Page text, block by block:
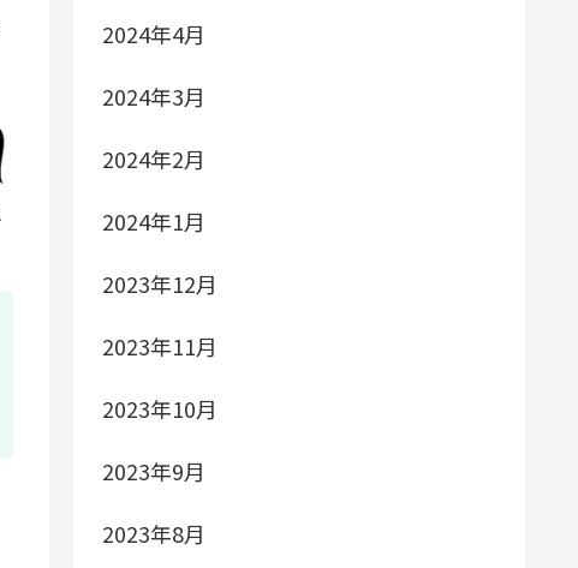
2024年4月
2024年3月
2024年2月
2024年1月
2023年12月
2023年11月
2023年10月
2023年9月
2023年8月